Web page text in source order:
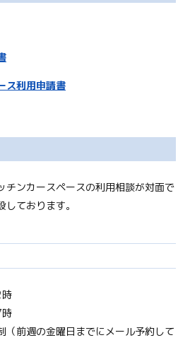
ス利用申請書
チンカースペースの利用相談が対面で
ております。
（前週の金曜日までにメール予約して